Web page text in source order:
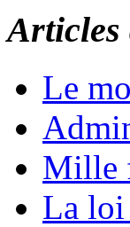
Articles
Le
Mille
La